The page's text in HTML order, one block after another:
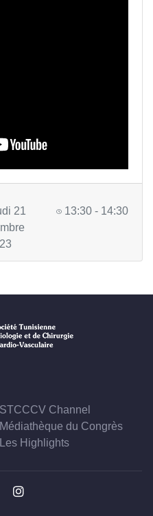
21
13:30 - 14:30
STCCCV Channel
Médiathèque du Congrès
Les Highlights